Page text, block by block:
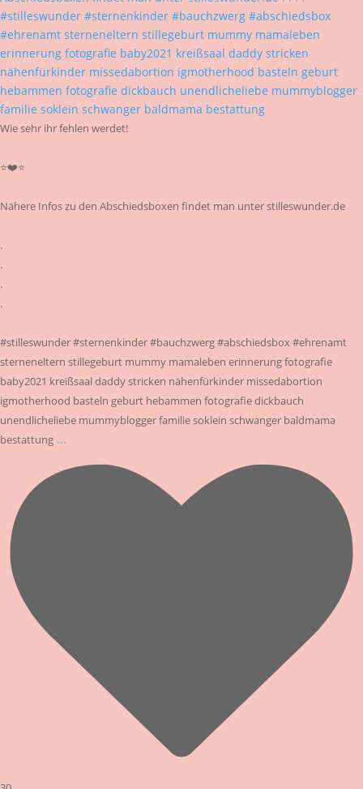
Wie sehr ihr fehlen werdet!
⭐❤️⭐
Nähere Infos zu den Abschiedsboxen findet man unter stilleswunder.de
.
.
.
.
#stilleswunder #sternenkinder #bauchzwerg #abschiedsbox #ehrenamt
sterneneltern stillegeburt mummy mamaleben erinnerung fotografie
baby2021 kreißsaal daddy stricken nähenfürkinder missedabortion
igmotherhood basteln geburt hebammen fotografie dickbauch
unendlicheliebe mummyblogger familie soklein schwanger baldmama
bestattung ...